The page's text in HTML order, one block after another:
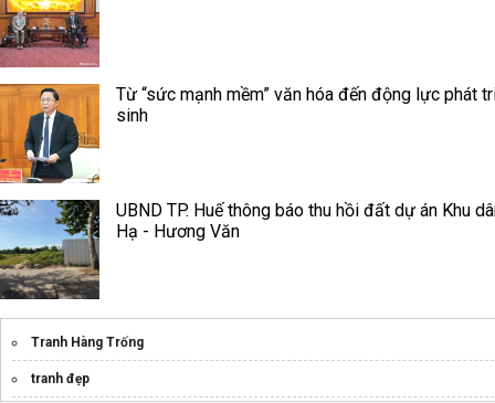
Từ “sức mạnh mềm” văn hóa đến động lực phát
sinh
UBND TP. Huế thông báo thu hồi đất dự án Khu
Hạ - Hương Văn
Tranh Hàng Trống
tranh đẹp